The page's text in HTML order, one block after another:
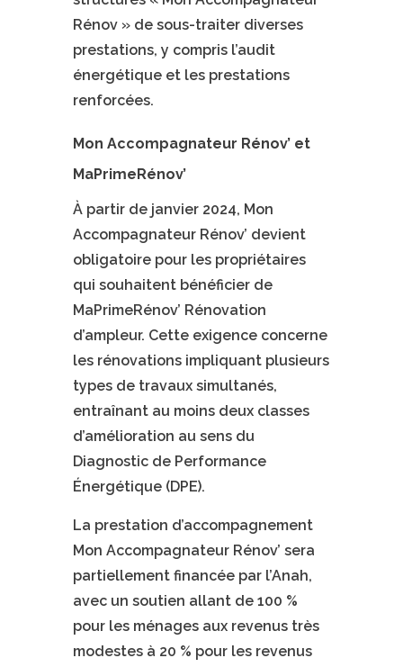
Rénov » de sous-traiter diverses
prestations, y compris l’audit
énergétique et les prestations
renforcées.
Mon Accompagnateur Rénov’ et
MaPrimeRénov’
À partir de janvier 2024, Mon
Accompagnateur Rénov’ devient
obligatoire pour les propriétaires
qui souhaitent bénéficier de
MaPrimeRénov’ Rénovation
d’ampleur. Cette exigence concerne
les rénovations impliquant plusieurs
types de travaux simultanés,
entraînant au moins deux classes
d’amélioration au sens du
Diagnostic de Performance
Énergétique (DPE).
La prestation d’accompagnement
Mon Accompagnateur Rénov’ sera
partiellement financée par l’Anah,
avec un soutien allant de 100 %
pour les ménages aux revenus très
modestes à 20 % pour les revenus